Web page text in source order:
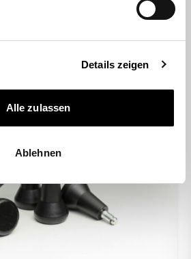
Details zeigen
Alle zulassen
Ablehnen